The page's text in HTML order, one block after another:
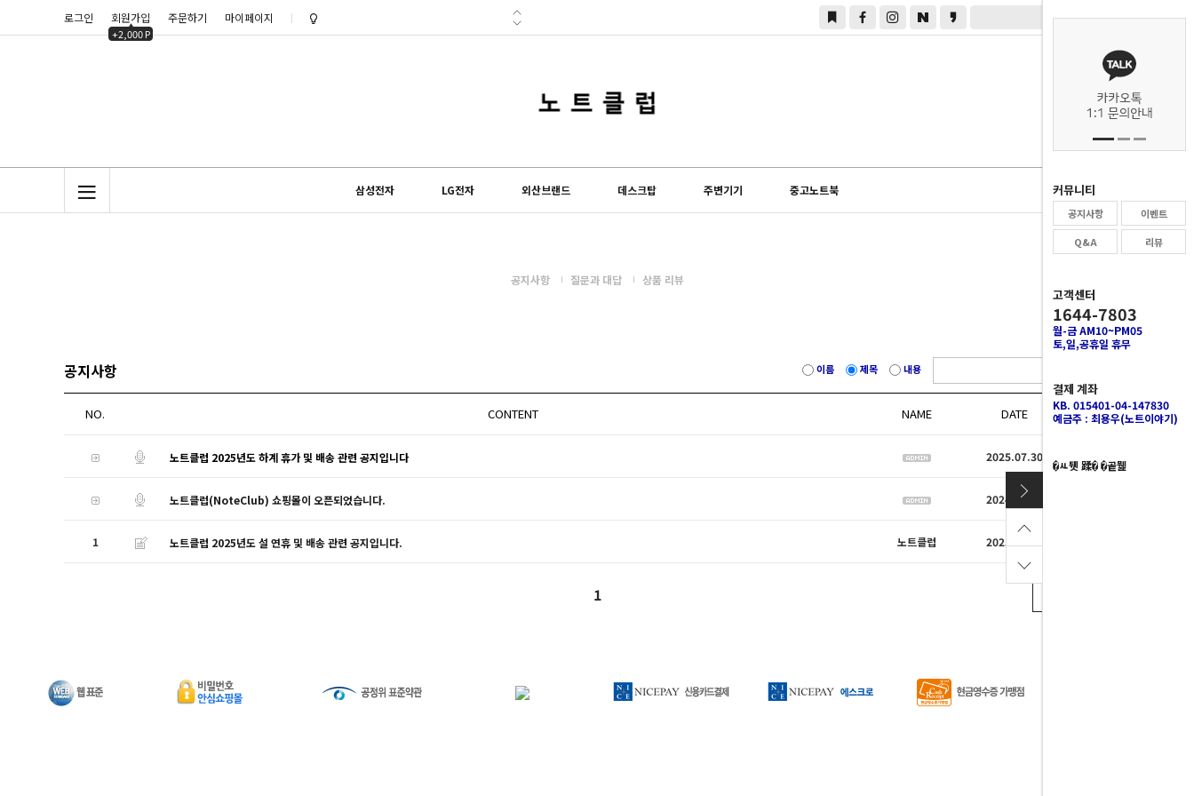
로그인 회원가입
+2,000 P
주문하기 마이페이지
삼성전자 LG전자 외산브랜드 데스크탑 주변기기 중고노트북 커뮤니티
공지사항
이벤트
Q&A
리뷰
고객센터
1644-7803
월-금 AM10~PM05
토,일,공휴일 휴무
결제 계좌
KB. 015401-04-147830
예금주 : 최용우(노트이야기)
�ㅻ뒛 蹂� �곹뭹
공지사항 질문과 대답 상품 리뷰
공지사항 이름 제목 내용
NO. CONTENT NAME DATE HITS
노트클럽 2025년도 하계 휴가 및 배송 관련 공지입니다 2025.07.30
노트클럽(NoteClub) 쇼핑몰이 오픈되었습니다. 2024.09.24
1 노트클럽 2025년도 설 연휴 및 배송 관련 공지입니다. 노트클럽 2025.01.21
1